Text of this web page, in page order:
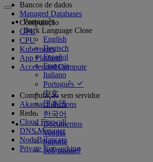
Português
Back Language Close
English
Deutsch
Español
Français
Italiano
Português
中文
日本語
한국어
Documentos
Vendas
Suporte
Sob ataque?
Bancos de dados
Managed Databases
Computação
GPU
CPU
Kubernetes
App Platform
Accelerated Compute
Computação sem servidor
Akamai Functions
Rede
Cloud Firewall
DNS Manager
NodeBalancers
Private Networking